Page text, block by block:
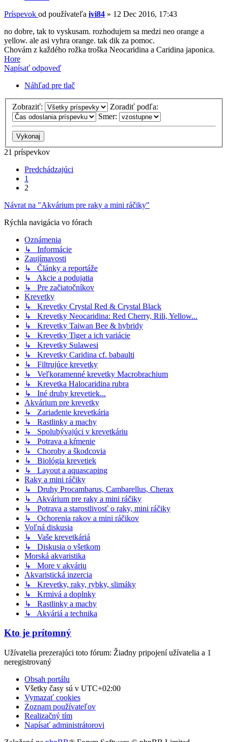
Príspevok od používateľa ivi84 » 12 Dec 2016, 17:43
no dobre, tak to vyskusam. rozhodujem sa medzi neo orange a
yellow. ale asi vyhra orange. tak dik za pomoc.
Chovám z každého rožka troška Neocaridina a Caridina japonica.
Hore
Napísať odpoveď
Náhľad pre tlač
Zobraziť:
Zoradiť podľa:
Smer:
21 príspevkov
Predchádzajúci
1
2
Návrat na "Akvárium pre raky a mini ráčiky"
Rýchla navigácia vo fórach
Oznámenia
↳ Informácie
Zaujímavosti
↳ Články a reportáže
↳ Akcie a podujatia
↳ Pre začiatočníkov
Krevetky
↳ Krevetky Crystal Red & Crystal Black
↳ Krevetky Neocaridina: Red Cherry, Rili, Yellow...
↳ Krevetky Taiwan Bee & hybridy
↳ Krevetky Tiger a ich variácie
↳ Krevetky Sulawesi
↳ Krevetky Caridina cf. babaulti
↳ Filtrujúce krevetky
↳ Veľkoramenné krevetky Macrobrachium
↳ Krevetka Halocaridina rubra
↳ Iné druhy krevetiek...
Akvárium pre krevetky
↳ Zariadenie krevetkária
↳ Rastlinky a machy
↳ Spolubývajúci v krevetkáriu
↳ Potrava a kŕmenie
↳ Choroby a škodcovia
↳ Biológia krevetiek
↳ Layout a aquascaping
Raky a mini ráčiky
↳ Druhy Procambarus, Cambarellus, Cherax
↳ Akvárium pre raky a mini ráčiky
↳ Potrava a starostlivosť o raky, mini ráčiky
↳ Ochorenia rakov a mini ráčikov
Voľná diskusia
↳ Vaše krevetkáriá
↳ Diskusia o všetkom
Morská akvaristika
↳ More v akváriu
Akvaristická inzercia
↳ Krevetky, raky, rybky, slimáky
↳ Krmivá a doplnky
↳ Rastlinky a machy
↳ Akváriá a technika
Kto je prítomný
Užívatelia prezerajúci toto fórum: Žiadny pripojení užívatelia a 1
neregistrovaný
Obsah portálu
Všetky časy sú v UTC+02:00
Vymazať cookies
Zoznam používateľov
Realizačný tím
Napísať administrátorovi